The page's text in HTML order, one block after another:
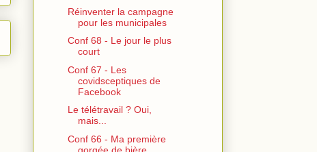
Réinventer la campagne
pour les municipales
Conf 68 - Le jour le plus
court
Conf 67 - Les
covidsceptiques de
Facebook
Le télétravail ? Oui,
mais...
Conf 66 - Ma première
gorgée de bière